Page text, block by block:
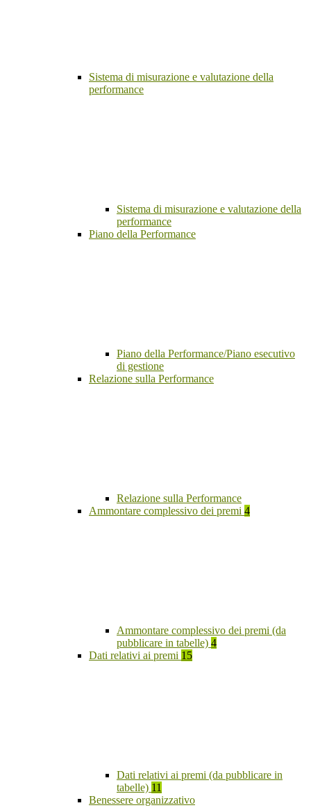
Sistema di misurazione e valutazione della
performance
Sistema di misurazione e valutazione della
performance
Piano della Performance
Piano della Performance/Piano esecutivo
di gestione
Relazione sulla Performance
Relazione sulla Performance
Ammontare complessivo dei premi 4
Ammontare complessivo dei premi (da
pubblicare in tabelle) 4
Dati relativi ai premi 15
Dati relativi ai premi (da pubblicare in
tabelle) 11
Benessere organizzativo